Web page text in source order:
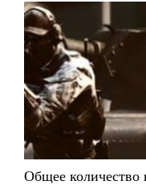
Общее количество